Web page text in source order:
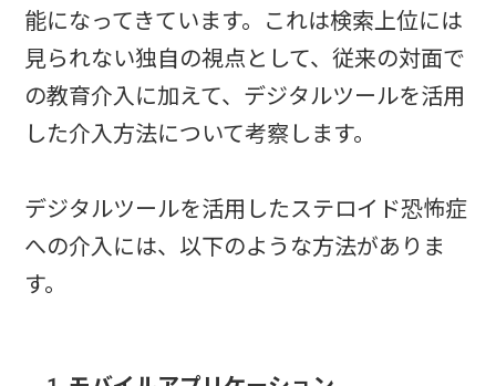
能になってきています。これは検索上位には
見られない独自の視点として、従来の対面で
の教育介入に加えて、デジタルツールを活用
した介入方法について考察します。
デジタルツールを活用したステロイド恐怖症
への介入には、以下のような方法がありま
す。